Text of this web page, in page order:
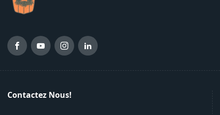
Contactez Nous!